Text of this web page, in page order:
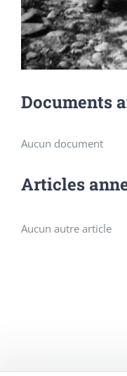
Documents
Aucun document
Articles
Aucun autre article